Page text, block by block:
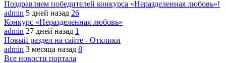
Поздравляем победителей конкурса «Неразделенная любовь»!
admin 5 дней назад 26
Конкурс «Неразделенная любовь»
admin 27 дней назад 1
Новый раздел на сайте - Отклики
admin 3 месяца назад 8
Все новости портала